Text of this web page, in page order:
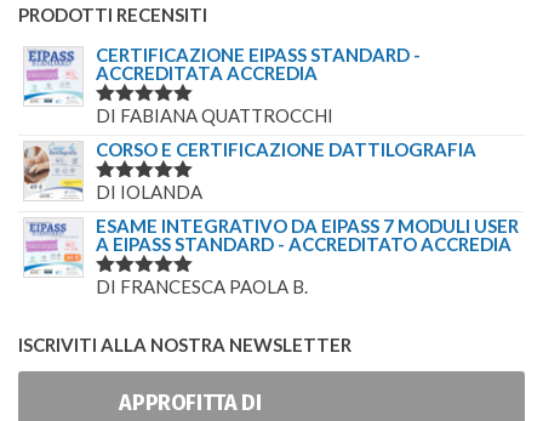
PRODOTTI RECENSITI
CERTIFICAZIONE EIPASS STANDARD -
ACCREDITATA ACCREDIA
VALUTATO
DI FABIANA QUATTROCCHI
CORSO E CERTIFICAZIONE DATTILOGRAFIA
VALUTATO
DI IOLANDA
ESAME INTEGRATIVO DA EIPASS 7 MODULI USER
A EIPASS STANDARD - ACCREDITATO ACCREDIA
VALUTATO
DI FRANCESCA PAOLA B.
ISCRIVITI ALLA NOSTRA NEWSLETTER
APPROFITTA DI